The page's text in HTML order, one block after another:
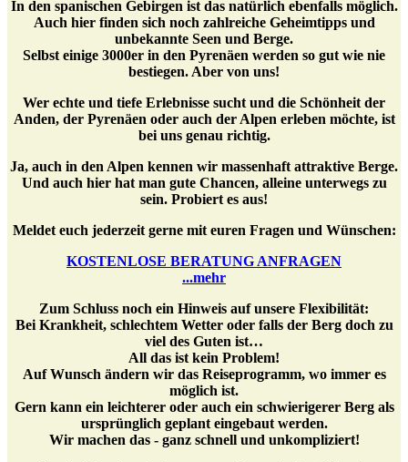
In den spanischen Gebirgen ist das natürlich ebenfalls möglich.
Auch hier finden sich noch zahlreiche Geheimtipps und
unbekannte Seen und Berge.
Selbst einige 3000er in den Pyrenäen werden so gut wie nie
bestiegen. Aber von uns!
Wer echte und tiefe Erlebnisse sucht und die Schönheit der
Anden, der Pyrenäen oder auch der Alpen erleben möchte, ist
bei uns genau richtig.
Ja, auch in den Alpen kennen wir massenhaft attraktive Berge.
Und auch hier hat man gute Chancen, alleine unterwegs zu
sein. Probiert es aus!
Meldet euch jederzeit gerne mit euren Fragen und Wünschen:
KOSTENLOSE BERATUNG ANFRAGEN
...mehr
Zum Schluss noch ein Hinweis auf unsere Flexibilität:
Bei Krankheit, schlechtem Wetter oder falls der Berg doch zu
viel des Guten ist…
All das ist kein Problem!
Auf Wunsch ändern wir das Reiseprogramm, wo immer es
möglich ist.
Gern kann ein leichterer oder auch ein schwierigerer Berg als
ursprünglich geplant eingebaut werden.
Wir machen das - ganz schnell und unkompliziert!